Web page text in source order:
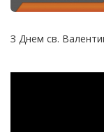
З Днем св.